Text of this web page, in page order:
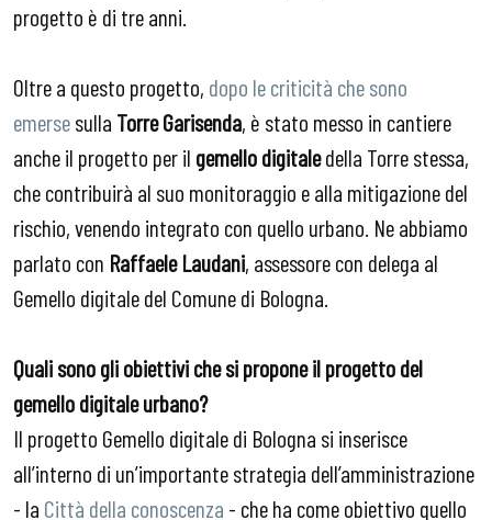
progetto è di tre anni.
Oltre a questo progetto, dopo le criticità che sono
emersesulla Torre Garisenda, è stato messo in cantiere
anche il progetto per il gemello digitaledella Torre stessa,
che contribuirà al suo monitoraggio e alla mitigazione del
rischio, venendo integrato con quello urbano. Ne abbiamo
parlato con Raffaele Laudani, assessore con delega al
Gemello digitale del Comune di Bologna.
Quali sono gli obiettivi che si propone il progetto del
gemello digitale urbano?
Il progetto Gemello digitale di Bologna si inserisce
all’interno di un’importante strategia dell’amministrazione
- la Città della conoscenza - che ha come obiettivo quello